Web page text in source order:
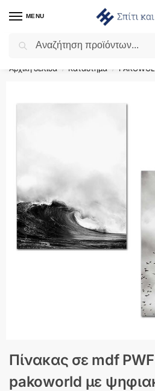
MENU
Flash Sale ⚡ 10% Έκπτωση με
Αρχική σελίδα / Κατάστημα /
Πίνακας σε mdf
pakoworld με